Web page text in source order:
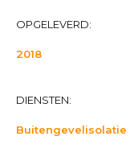
OPGELEVERD:
2018
DIENSTEN:
Buitengevelisolatie